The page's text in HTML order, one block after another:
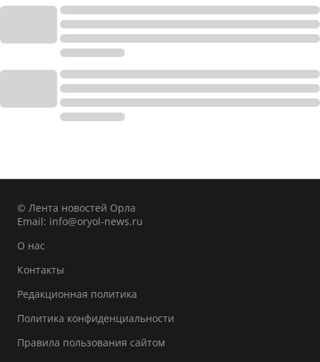
© Лента новостей Орла
Email: info@oryol-news.ru
О нас
Контакты
Редакционная политика
Политика конфиденциальности
Правила пользования сайтом